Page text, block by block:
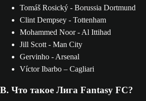
Tomáš Rosický - Borussia Dortmund
Clint Dempsey - Tottenham
Mohammed Noor - Al Ittihad
Jill Scott - Man City
Gervinho - Arsenal
Víctor Ibarbo – Cagliari
В. Что такое Лига Fantasy FC?